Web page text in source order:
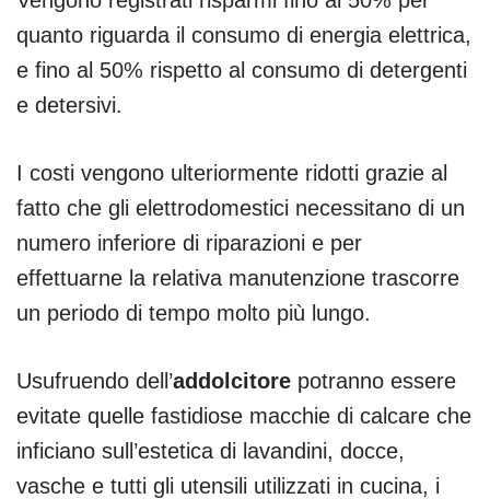
quanto riguarda il consumo di energia elettrica,
e fino al 50% rispetto al consumo di detergenti
e detersivi.
I costi vengono ulteriormente ridotti grazie al
fatto che gli elettrodomestici necessitano di un
numero inferiore di riparazioni e per
effettuarne la relativa manutenzione trascorre
un periodo di tempo molto più lungo.
Usufruendo dell’addolcitore potranno essere
evitate quelle fastidiose macchie di calcare che
inficiano sull’estetica di lavandini, docce,
vasche e tutti gli utensili utilizzati in cucina, i